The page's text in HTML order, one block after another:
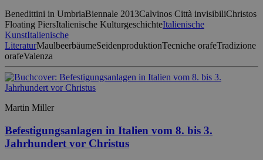
Benedittini in UmbriaBiennale 2013Calvinos Città invisibiliChristos
Floating PiersItalienische KulturgeschichteItalienische
KunstItalienische
LiteraturMaulbeerbäumeSeidenproduktionTecniche orafeTradizione
orafeValenza
Martin Miller
Befestigungsanlagen in Italien vom 8. bis 3.
Jahrhundert vor Christus